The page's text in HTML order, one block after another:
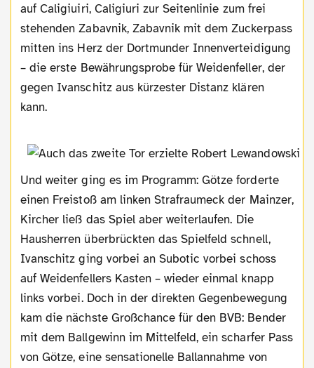
auf Caligiuiri, Caligiuri zur Seitenlinie zum frei
stehenden Zabavnik, Zabavnik mit dem Zuckerpass
mitten ins Herz der Dortmunder Innenverteidigung
– die erste Bewährungsprobe für Weidenfeller, der
gegen Ivanschitz aus kürzester Distanz klären
kann.
Und weiter ging es im Programm: Götze forderte
einen Freistoß am linken Strafraumeck der Mainzer,
Kircher ließ das Spiel aber weiterlaufen. Die
Hausherren überbrückten das Spielfeld schnell,
Ivanschitz ging vorbei an Subotic vorbei schoss
auf Weidenfellers Kasten – wieder einmal knapp
links vorbei. Doch in der direkten Gegenbewegung
kam die nächste Großchance für den BVB: Bender
mit dem Ballgewinn im Mittelfeld, ein scharfer Pass
von Götze, eine sensationelle Ballannahme von